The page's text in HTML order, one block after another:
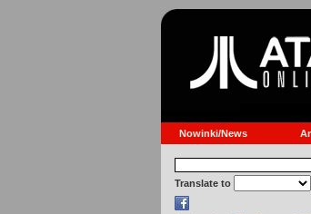
Nowinki/News
Translate to